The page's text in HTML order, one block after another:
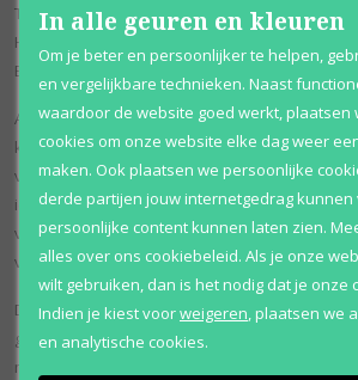
Topnoten: mandarijn, cedrat, kardemom, roze
Hartnoten: lavendel, oranjebloesem, roos,
Basisnoten: cederhout, mos, patchouli, muskus
Afnan staat bekend om luxe parfums met een
kwaliteitverhouding, en dat merk je duidelijk bij
voelt fris, schoon en elegant aan en is
iedere gelegenheid. Overdag geeft het parfum
verzorgde indruk, terwijl de warme basisnoten
voldoende diepte tijdens de avonduren.
Dankzij het uitgebalanceerde karakter is
geschikt voor liefhebbers van frisse
moderne uitstraling. Het parfum komt vooral
In alle geuren en kleuren
Om je beter en persoonlijker te helpen,
en vergelijkbare technieken. Naast
waardoor de website goed werkt, plaatsen
cookies om onze website elke dag weer
maken. Ook plaatsen we persoonlijke
derde partijen jouw internetgedrag kunnen
persoonlijke content kunnen laten zien.
alles over ons cookiebeleid. Als je onze
wilt gebruiken, dan is het nodig dat je onze
Indien je kiest voorweigeren plaatsen we
en analytische cookies.